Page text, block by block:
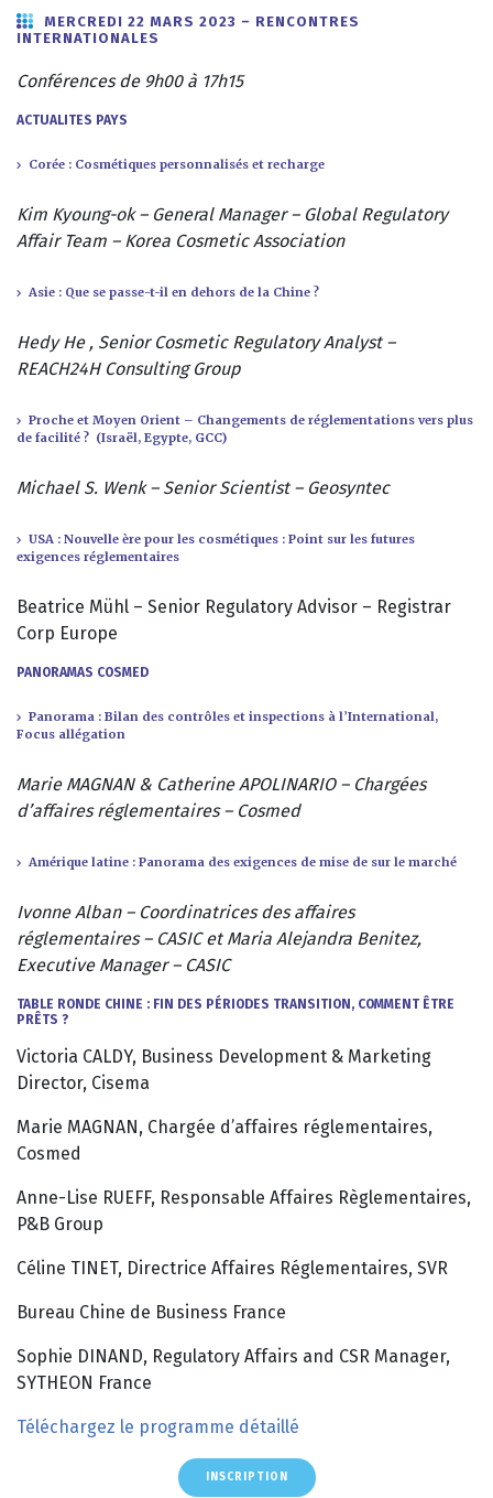
MERCREDI 22 MARS 2023 – RENCONTRES
INTERNATIONALES
Conférences de 9h00 à 17h15
ACTUALITES PAYS
Corée : Cosmétiques personnalisés et recharge
Kim Kyoung-ok – General Manager – Global Regulatory
Affair Team – Korea Cosmetic Association
Asie : Que se passe-t-il en dehors de la Chine ?
Hedy He , Senior Cosmetic Regulatory Analyst –
REACH24H Consulting Group
Proche et Moyen Orient – Changements de réglementations vers plus
de facilité ? (Israël, Egypte, GCC)
Michael S. Wenk – Senior Scientist – Geosyntec
USA : Nouvelle ère pour les cosmétiques : Point sur les futures
exigences réglementaires
Beatrice Mühl – Senior Regulatory Advisor – Registrar
Corp Europe
PANORAMAS COSMED
Panorama : Bilan des contrôles et inspections à l’International,
Focus allégation
Marie MAGNAN & Catherine APOLINARIO – Chargées
d’affaires réglementaires – Cosmed
Amérique latine : Panorama des exigences de mise de sur le marché
Ivonne Alban – Coordinatrices des affaires
réglementaires – CASIC et Maria Alejandra Benitez,
Executive Manager – CASIC
TABLE RONDE CHINE : FIN DES PÉRIODES TRANSITION, COMMENT ÊTRE
PRÊTS ?
Victoria CALDY, Business Development & Marketing
Director, Cisema
Marie MAGNAN, Chargée d’affaires réglementaires,
Cosmed
Anne-Lise RUEFF, Responsable Affaires Règlementaires,
P&B Group
Céline TINET, Directrice Affaires Réglementaires, SVR
Bureau Chine de Business France
Sophie DINAND, Regulatory Affairs and CSR Manager,
SYTHEON France
Téléchargez le programme détaillé
INSCRIPTION